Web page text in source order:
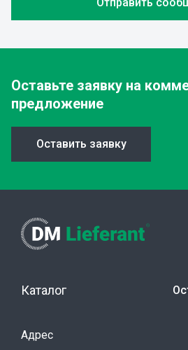
Оставьте заявку на
предложение
Оставить заявку
Каталог
Адрес